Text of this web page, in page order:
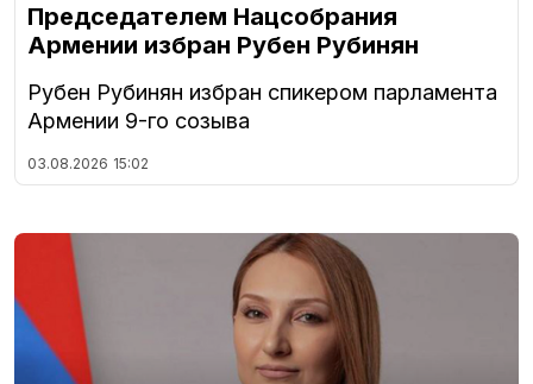
Председателем Нацсобрания
Армении избран Рубен Рубинян
Рубен Рубинян избран спикером парламента
Армении 9-го созыва
03.08.2026 15:02